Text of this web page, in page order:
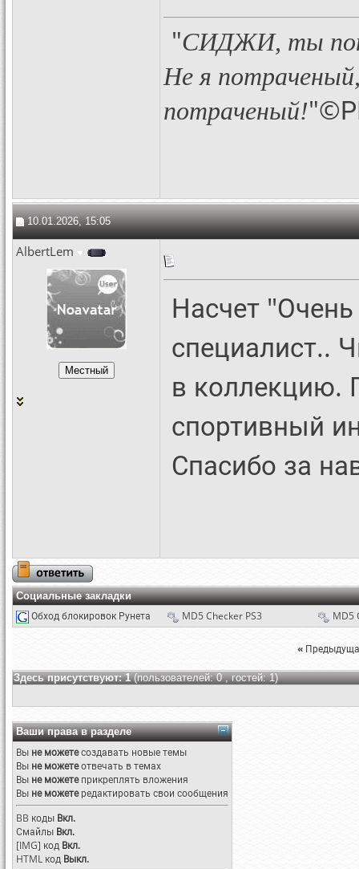
"СИДЖИ, ты
Не я
потраченый!
10.01.2026, 15:05
AlbertLem
Насчет
специалист..
в коллекцию.
спортивный
Спасибо за
Социальные закладки
Обход блокировок Рунета MD5 Checker PS3 MD5
«
Здесь присутствуют: 1(пользователей: 0 , гостей: 1)
Ваши права в разделе
Вы не можетесоздавать новые темы
Вы не можетеотвечать в темах
Вы не можетеприкреплять вложения
Вы не можетередактировать свои сообщения
BB коды Вкл.
Смайлы Вкл.
[IMG] код Вкл.
HTML код Выкл.